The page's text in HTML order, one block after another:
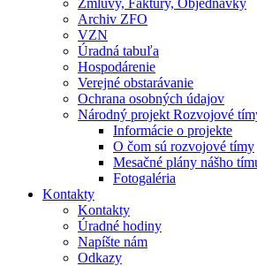
Zmluvy, Faktúry, Objednávky
Archiv ZFO
VZN
Úradná tabuľa
Hospodárenie
Verejné obstarávanie
Ochrana osobných údajov
Národný projekt Rozvojové
Informácie o projekte
O čom sú rozvojové tímy
Mesačné plány nášho
Fotogaléria
Kontakty
Kontakty
Úradné hodiny
Napíšte nám
Odkazy